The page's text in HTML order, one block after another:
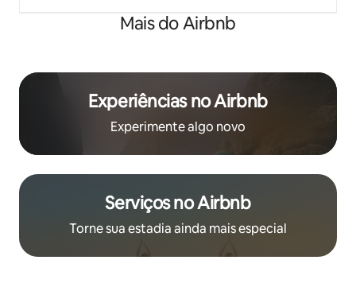
Mais do Airbnb
Experiências no Airbnb
Experimente algo novo
Serviços no Airbnb
Torne sua estadia ainda mais especial